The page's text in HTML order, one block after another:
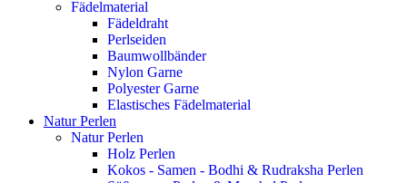
Fädelmaterial
Fädeldraht
Perlseiden
Baumwollbänder
Nylon Garne
Polyester Garne
Elastisches Fädelmaterial
Natur Perlen
Natur Perlen
Holz Perlen
Kokos - Samen - Bodhi & Rudraksha Perlen